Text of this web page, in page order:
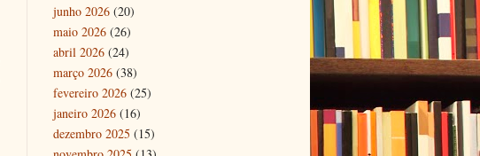
junho 2026 (20)
maio 2026 (26)
abril 2026 (24)
março 2026 (38)
fevereiro 2026 (25)
janeiro 2026 (16)
dezembro 2025 (15)